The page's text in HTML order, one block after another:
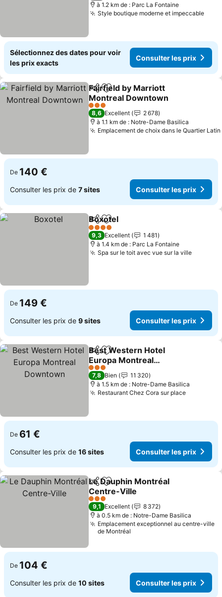
à 1.2 km de : Parc La Fontaine
Style boutique moderne et impeccable
Sélectionnez des dates pour voir
les prix exacts
Consulter les prix
PartagerAjouter à mes favoris
Fairfield by Marriott
Montreal Downtown
Consulter les prix
3 Étoiles
8,6 Excellent
2 678
à 1.1 km de : Notre-Dame Basilica
Emplacement de choix dans le Quartier Latin
De 140 €
Consulter les prix de 7 sites Consulter les prix
PartagerAjouter à mes favoris
Boxotel
4 Étoiles
9,3 Excellent
1 481
à 1.4 km de : Parc La Fontaine
Spa sur le toit avec vue sur la ville
De 149 €
Consulter les prix de 9 sites Consulter les prix
PartagerAjouter à mes favoris
Best Western Hotel
Europa Montreal
Downtown
Consulter les prix
3 Étoiles
7,8 Bien
11 320
à 1.5 km de : Notre-Dame Basilica
Restaurant Chez Cora sur place
De 61 €
Consulter les prix de 16 sites Consulter les prix
PartagerAjouter à mes favoris
Le Dauphin Montréal
Centre-Ville
Consulter les prix
3 Étoiles
9,1 Excellent
8 372
à 0.5 km de : Notre-Dame Basilica
Emplacement exceptionnel au centre-ville
de Montréal
De 104 €
Consulter les prix de 10 sites Consulter les prix